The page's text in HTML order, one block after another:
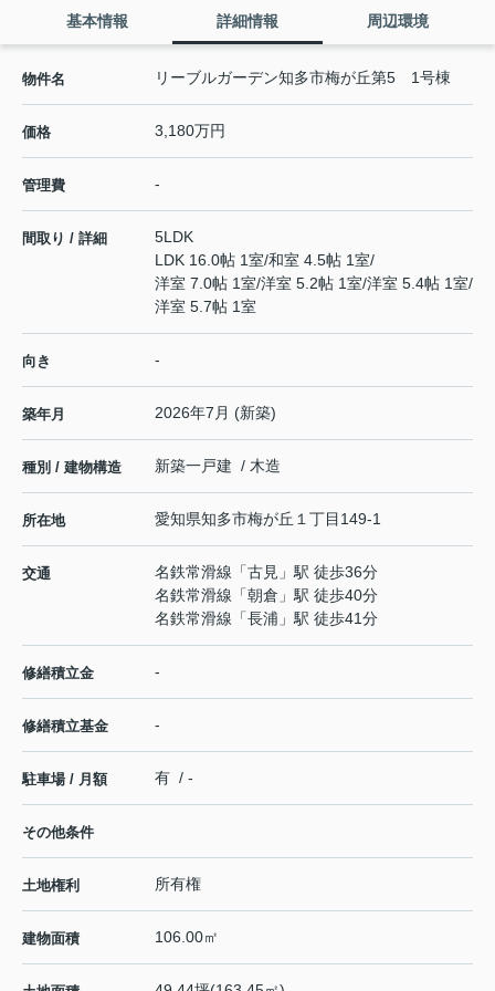
基本情報 詳細情報 周辺環境
物件名 リーブルガーデン知多市梅が丘第5 1号棟
価格 3,180万円
管理費 -
間取り / 詳細
5LDK
LDK 16.0帖 1室/和室 4.5帖 1室/
洋室 7.0帖 1室/洋室 5.2帖 1室/洋室 5.4帖 1室/
洋室 5.7帖 1室
向き -
築年月 2026年7月 (新築)
種別 / 建物構造 新築一戸建 / 木造
所在地 愛知県知多市梅が丘 １丁目149-1
交通 名鉄常滑線 「古見 」駅 徒歩36分
名鉄常滑線 「朝倉 」駅 徒歩40分
名鉄常滑線 「長浦 」駅 徒歩41分
修繕積立金 -
修繕積立基金 -
駐車場 / 月額 有 / -
その他条件
土地権利 所有権
建物面積 106.00㎡